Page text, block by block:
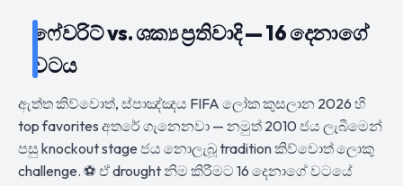
ෆේවරිට් vs. ශක්‍ය ප්‍රතිවාදි — 16 දෙනාගේ
වටය
ඇත්ත කිව්වොත්, ස්පාඤ්ඤය FIFA ලෝක කුසලාන 2026 හි
top favorites අතරේ ගැනෙනවා — නමුත් 2010 ජය ලැබීමෙන්
පසු knockout stage ජය නොලැබූ tradition කිව්වොත් ලොකු
challenge. ⚽ ඒ drought නිම කිරීමට 16 දෙනාගේ වටයේ